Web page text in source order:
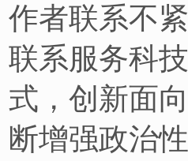
作者联系不
联系服务科
式，创新面
断增强政治